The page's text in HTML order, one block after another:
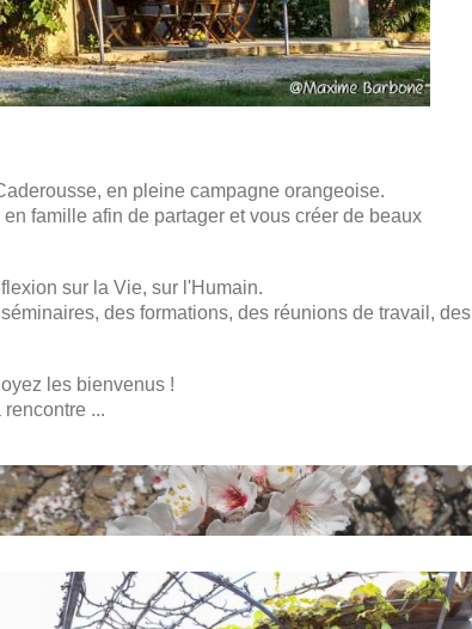
en pleine campagne orangeoise.
famille afin de partager et vous créer de beaux
sur la Vie, sur l'Humain.
des formations, des réunions de travail, des
les bienvenus !
...